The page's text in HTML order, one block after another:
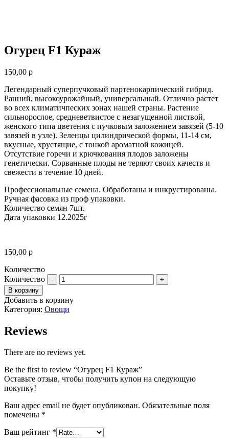
Огурец F1 Кураж
150,00 р
Легендарный суперпучковый партенокарпический гибрид.
Ранний, высокоурожайный, универсальный. Отлично растет
во всех климатичпеских зонах нашей страны. Растение
сильнорослое, средневетвистое с незагущенной листвой,
женского типа цветения с пучковым заложением завязей (5-10
завязей в узле). Зеленцы цилиндрической формы, 11-14 см,
вкусные, хрустящие, с тонкой ароматной кожицей.
Отсутствие горечи и крючкования плодов заложены
генетически. Сорванные плоды не теряют своих качеств и
свежести в течение 10 дней.
Профессиональные семена. Обработаны и инкрустированы.
Ручная фасовка из проф упаковки.
Количество семян 7шт.
Дата упаковки 12.2025г
150,00 р
Количество
Количество
В корзину
Добавить в корзину
Категория: Овощи
Reviews
There are no reviews yet.
Be the first to review “Огурец F1 Кураж”
Оставьте отзыв, чтобы получить купон на следующую
покупку!
Ваш адрес email не будет опубликован. Обязательные поля
помечены *
Ваш рейтинг *